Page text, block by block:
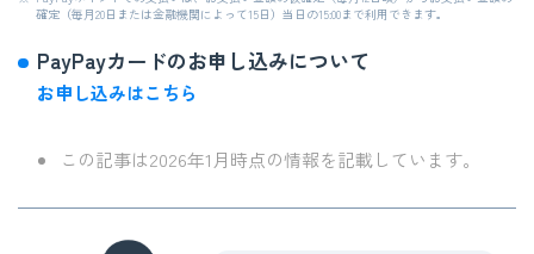
確定（毎月20日または金融機関によって15日）当日の15:00まで利用できます。
PayPayカードのお申し込みについて
お申し込みはこちら
この記事は2026年1月時点の情報を記載しています。